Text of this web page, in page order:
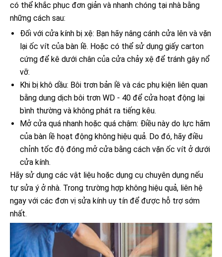
có thể khắc phục đơn giản và nhanh chóng tại nhà bằng
những cách sau:
Đối với cửa kính bị xệ: Bạn hãy nâng cánh cửa lên và vặn
lại ốc vít của bàn lề. Hoặc có thể sử dụng giấy carton
cứng để kê dưới chân của cửa chảy xệ để tránh gây nổ
vỡ.
Khi bị khô dầu: Bôi trơn bản lề và các phụ kiện liên quan
bằng dung dịch bôi trơn WD - 40 để cửa hoạt động lại
bình thường và không phát ra tiếng kêu.
Mở cửa quá nhanh hoặc quá chậm: Điều này do lực hãm
của bàn lề hoạt động không hiệu quả. Do đó, hãy điều
chỉnh tốc độ đóng mở cửa bằng cách vặn ốc vít ở dưới
cửa kính.
Hãy sử dụng các vật liệu hoặc dụng cụ chuyên dụng nếu
tự sửa ý ở nhà. Trong trường hợp không hiệu quả, liên hệ
ngay với các đơn vị sửa kính uy tín để được hỗ trợ sớm
nhất.